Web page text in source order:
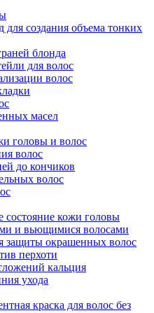
создания объема тонких
блонда
для волос
волос
масел
головы и волос
волос
до кончиков
волос
состояние кожи головы
и вьющимися волосами
защиты окрашенных волос
перхоти
кальция
ухода
краска для волос без